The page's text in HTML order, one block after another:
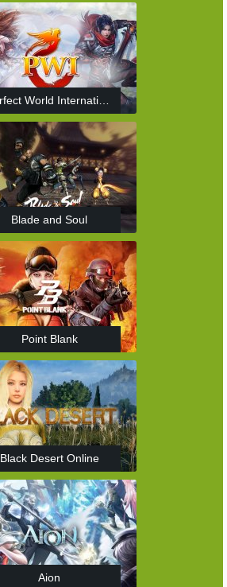
Perfect World International
Blade and Soul
Point Blank
Black Desert Online
Aion